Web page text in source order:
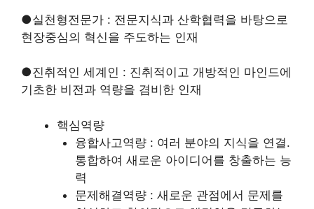
●실천형전문가 : 전문지식과 산학협력을 바탕으로
현장중심의 혁신을 주도하는 인재
●진취적인 세계인 : 진취적이고 개방적인 마인드에
기초한 비전과 역량을 겸비한 인재
핵심역량
융합사고역량 : 여러 분야의 지식을 연결.
통합하여 새로운 아이디어를 창출하는 능
력
문제해결역량 : 새로운 관점에서 문제를